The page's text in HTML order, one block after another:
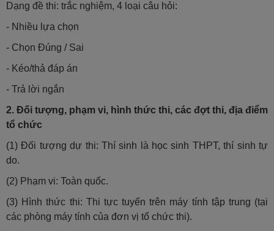
Dạng đề thi: trắc nghiệm, 4 loại câu hỏi:
- Nhiều lựa chọn
- Chọn Đúng / Sai
- Kéo/thả đáp án
- Trả lời ngắn
2. Đối tượng, phạm vi, hình thức thi, các đợt thi, địa điểm
tổ chức
(1) Đối tượng dự thi: Thí sinh là học sinh THPT, thí sinh tự
do.
(2) Phạm vi: Toàn quốc.
(3) Hình thức thi: Thi tực tuyến trên máy tính tập trung (tại
các phòng máy tính của đơn vị tổ chức thi).